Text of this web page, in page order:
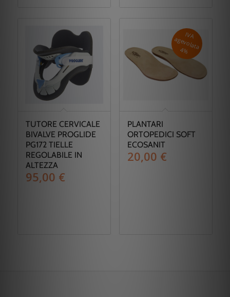
TUTORE CERVICALE
BIVALVE PROGLIDE
PG172 TIELLE
REGOLABILE IN
ALTEZZA
95,00 €
PLANTARI
ORTOPEDICI SOFT
ECOSANIT
20,00 €
IV
A
a
g
e
v
o
la
ta
4
%